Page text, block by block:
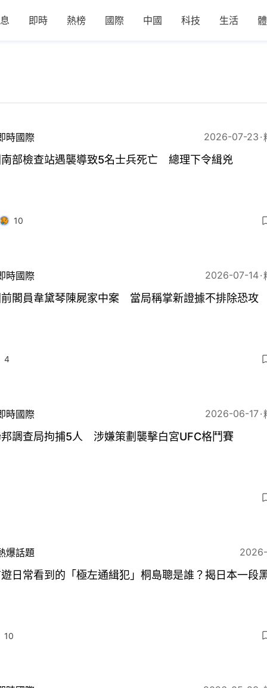
即時 熱榜 國際 中國 科技 生活
時國際 2026-07-23
部檢查站遇襲導致5名士兵死亡 總理下令緝兇
10
時國際 2026-07-14
閣員韋黛琴陳屍家中案 當局稱掌新證據不排除恐攻
4
時國際 2026-06-17
調查局拘捕5人 涉嫌策劃襲擊白宮UFC格鬥賽
爆話題
日常看到的「極左通緝犯」桐島聰是誰？揭日本一段
10